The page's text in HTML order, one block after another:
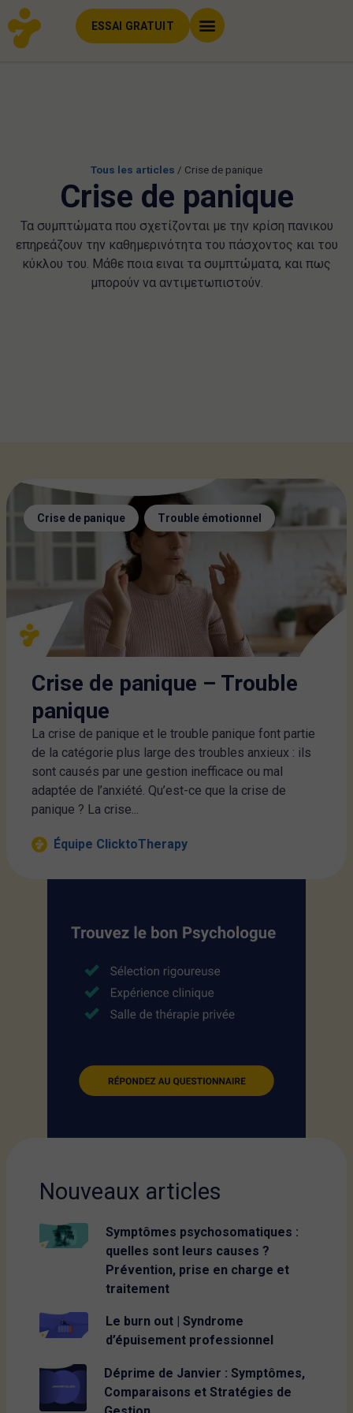
ESSAI GRATUIT
Tous les articles / Crise de panique
Crise de panique
Τα συμπτώματα που σχετίζονται με την κρίση πανικου
επηρεάζουν την καθημερινότητα του πάσχοντος και του
κύκλου του. Μάθε ποια ειναι τα συμπτώματα, και πως
μπορούν να αντιμετωπιστούν.
Crise de panique , Trouble émotionnel
Crise de panique – Trouble
panique
La crise de panique et le trouble panique font partie
de la catégorie plus large des troubles anxieux : ils
sont causés par une gestion inefficace ou mal
adaptée de l’anxiété. Qu’est-ce que la crise de
panique ? La crise...
Équipe ClicktoTherapy
Nouveaux articles
Symptômes psychosomatiques :
quelles sont leurs causes ?
Prévention, prise en charge et
traitement
Le burn out | Syndrome
d’épuisement professionnel
Déprime de Janvier : Symptômes,
Comparaisons et Stratégies de